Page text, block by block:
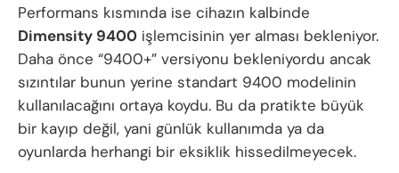
Performans kısmında ise cihazın kalbinde
Dimensity 9400 işlemcisinin yer alması bekleniyor.
Daha önce “9400+” versiyonu bekleniyordu ancak
sızıntılar bunun yerine standart 9400 modelinin
kullanılacağını ortaya koydu. Bu da pratikte büyük
bir kayıp değil, yani günlük kullanımda ya da
oyunlarda herhangi bir eksiklik hissedilmeyecek.